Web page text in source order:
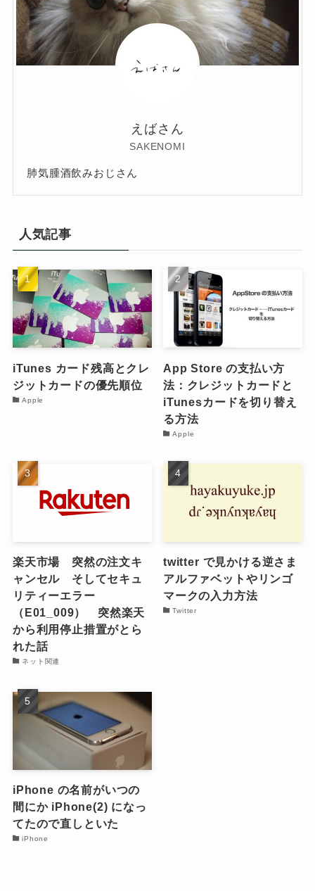
えばさん
SAKENOMI
肺気腫酒飲みおじさん
人気記事
iTunes カード残高とクレ
ジットカードの優先順位
Apple
App Store の支払い方
法：クレジットカードと
iTunesカードを切り替え
る方法
Apple
楽天市場 突然の注文キ
ャンセル そしてセキュ
リティーエラー
（E01_009） 突然楽天
から利用停止措置がとら
れた話
ネット関連
twitter で見かける逆さま
アルファベットやリンゴ
マークの入力方法
Twitter
iPhone の名前がいつの
間にか iPhone(2) になっ
てたので直しといた
iPhone